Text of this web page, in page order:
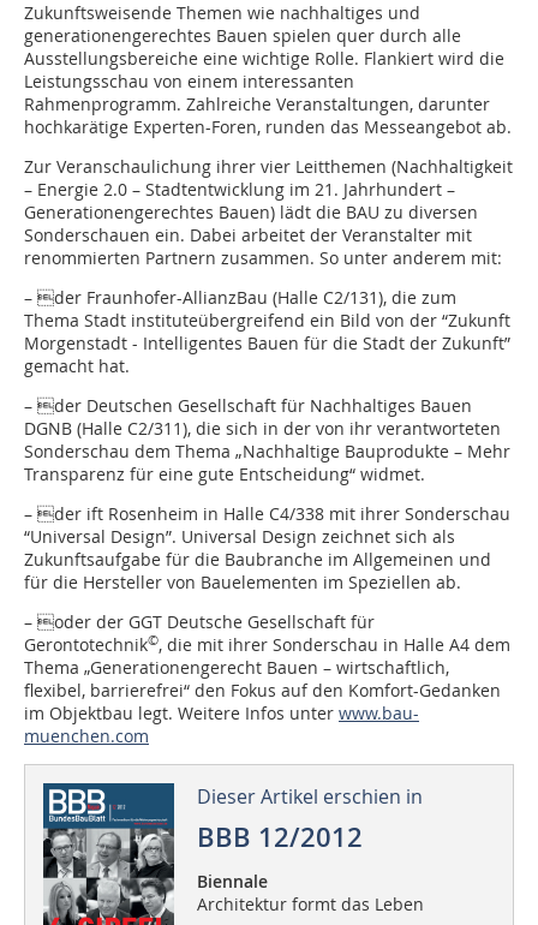
Zukunftsweisende Themen wie nachhaltiges und
generationengerechtes Bauen spielen quer durch alle
Ausstellungsbereiche eine wichtige Rolle. Flankiert wird die
Leistungsschau von einem interessanten
Rahmenprogramm. Zahlreiche Veranstaltungen, darunter
hochkarätige Experten-Foren, runden das Messeangebot ab.
Zur Veranschaulichung ihrer vier Leitthemen (Nachhaltigkeit
– Energie 2.0 – Stadtentwicklung im 21. Jahrhundert –
Generationengerechtes Bauen) lädt die BAU zu diversen
Sonderschauen ein. Dabei arbeitet der Veranstalter mit
renommierten Partnern zusammen. So unter anderem mit:
– der Fraunhofer-AllianzBau (Halle C2/131), die zum
Thema Stadt instituteübergreifend ein Bild von der “Zukunft
Morgenstadt - Intelligentes Bauen für die Stadt der Zukunft”
gemacht hat.
– der Deutschen Gesellschaft für Nachhaltiges Bauen
DGNB (Halle C2/311), die sich in der von ihr verantworteten
Sonderschau dem Thema „Nachhaltige Bauprodukte – Mehr
Transparenz für eine gute Entscheidung“ widmet.
– der ift Rosenheim in Halle C4/338 mit ihrer Sonderschau
“Universal Design”. Universal Design zeichnet sich als
Zukunftsaufgabe für die Baubranche im Allgemeinen und
für die Hersteller von Bauelementen im Speziellen ab.
– oder der GGT Deutsche Gesellschaft für
Gerontotechnik©, die mit ihrer Sonderschau in Halle A4 dem
Thema „Generationengerecht Bauen – wirtschaftlich,
flexibel, barrierefrei“ den Fokus auf den Komfort-Gedanken
im Objektbau legt. Weitere Infos unter www.bau-
muenchen.com
Dieser Artikel erschien in
BBB 12/2012
Biennale
Architektur formt das Leben